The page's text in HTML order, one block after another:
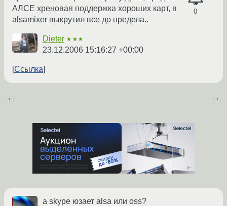
0
АЛСЕ хреновая поддержка хороших карт, в
alsamixer выкрутил все до предела..
Dieter ★★★
23.12.2006 15:16:27 +00:00
Ссылка
← →
а skype юзает alsa или oss?